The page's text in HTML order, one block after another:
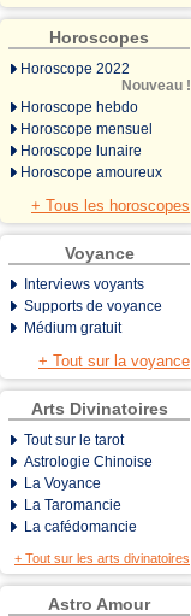
Horoscopes
Horoscope 2022
Nouveau !
Horoscope hebdo
Horoscope mensuel
Horoscope lunaire
Horoscope amoureux
+ Tous les horoscopes
Voyance
Interviews voyants
Supports de voyance
Médium gratuit
+ Tout sur la voyance
Arts Divinatoires
Tout sur le tarot
Astrologie Chinoise
La Voyance
La Taromancie
La cafédomancie
+ Tout sur les arts divinatoires
Astro Amour